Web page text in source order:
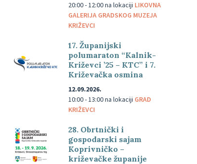
20:00 - 12:00na lokaciji LIKOVNA
GALERIJA GRADSKOG MUZEJA
KRIŽEVCI
17. Županijski
polumaraton “Kalnik-
Križevci ’25 – KTC” i 7.
Križevačka osmina
12.09.2026.
10:00 - 13:00na lokaciji GRAD
KRIŽEVCI
28. Obrtnički i
gospodarski sajam
Koprivničko –
križevačke županije